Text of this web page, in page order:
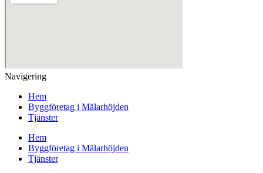
Navigering
Hem
Byggföretag i Mälarhöjden
Tjänster
Hem
Byggföretag i Mälarhöjden
Tjänster